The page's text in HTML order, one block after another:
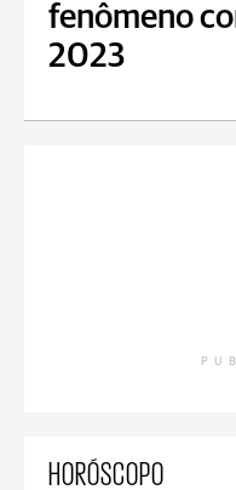
fenômeno
2023
HORÓSCOPO